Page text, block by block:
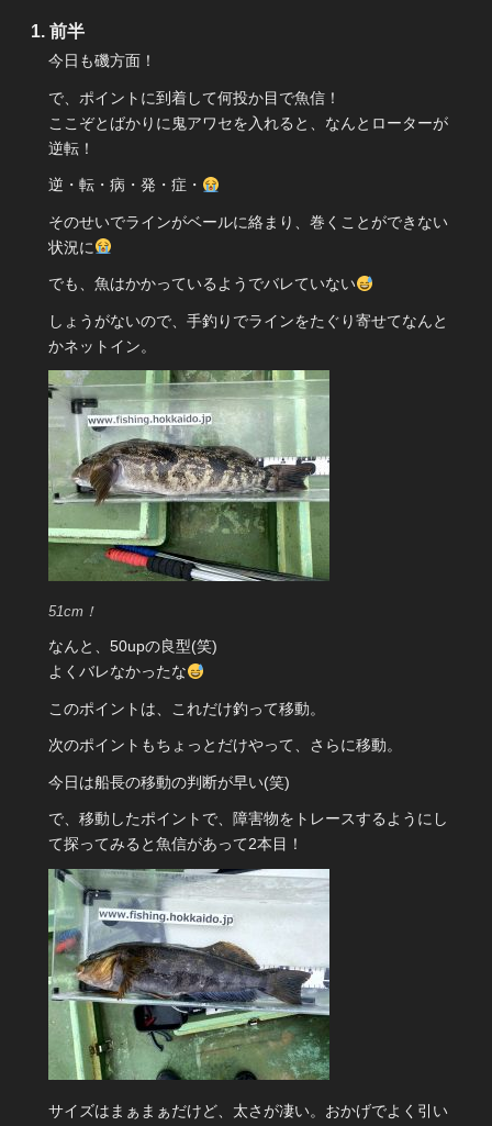
前半
今日も磯方面！
で、ポイントに到着して何投か目で魚信！
ここぞとばかりに鬼アワセを入れると、なんとローターが
逆転！
逆・転・病・発・症・
そのせいでラインがベールに絡まり、巻くことができない
状況に
でも、魚はかかっているようでバレていない
しょうがないので、手釣りでラインをたぐり寄せてなんと
かネットイン。
51cm！
なんと、50upの良型(笑)
よくバレなかったな
このポイントは、これだけ釣って移動。
次のポイントもちょっとだけやって、さらに移動。
今日は船長の移動の判断が早い(笑)
で、移動したポイントで、障害物をトレースするようにし
て探ってみると魚信があって2本目！
サイズはまぁまぁだけど、太さが凄い。おかげでよく引い